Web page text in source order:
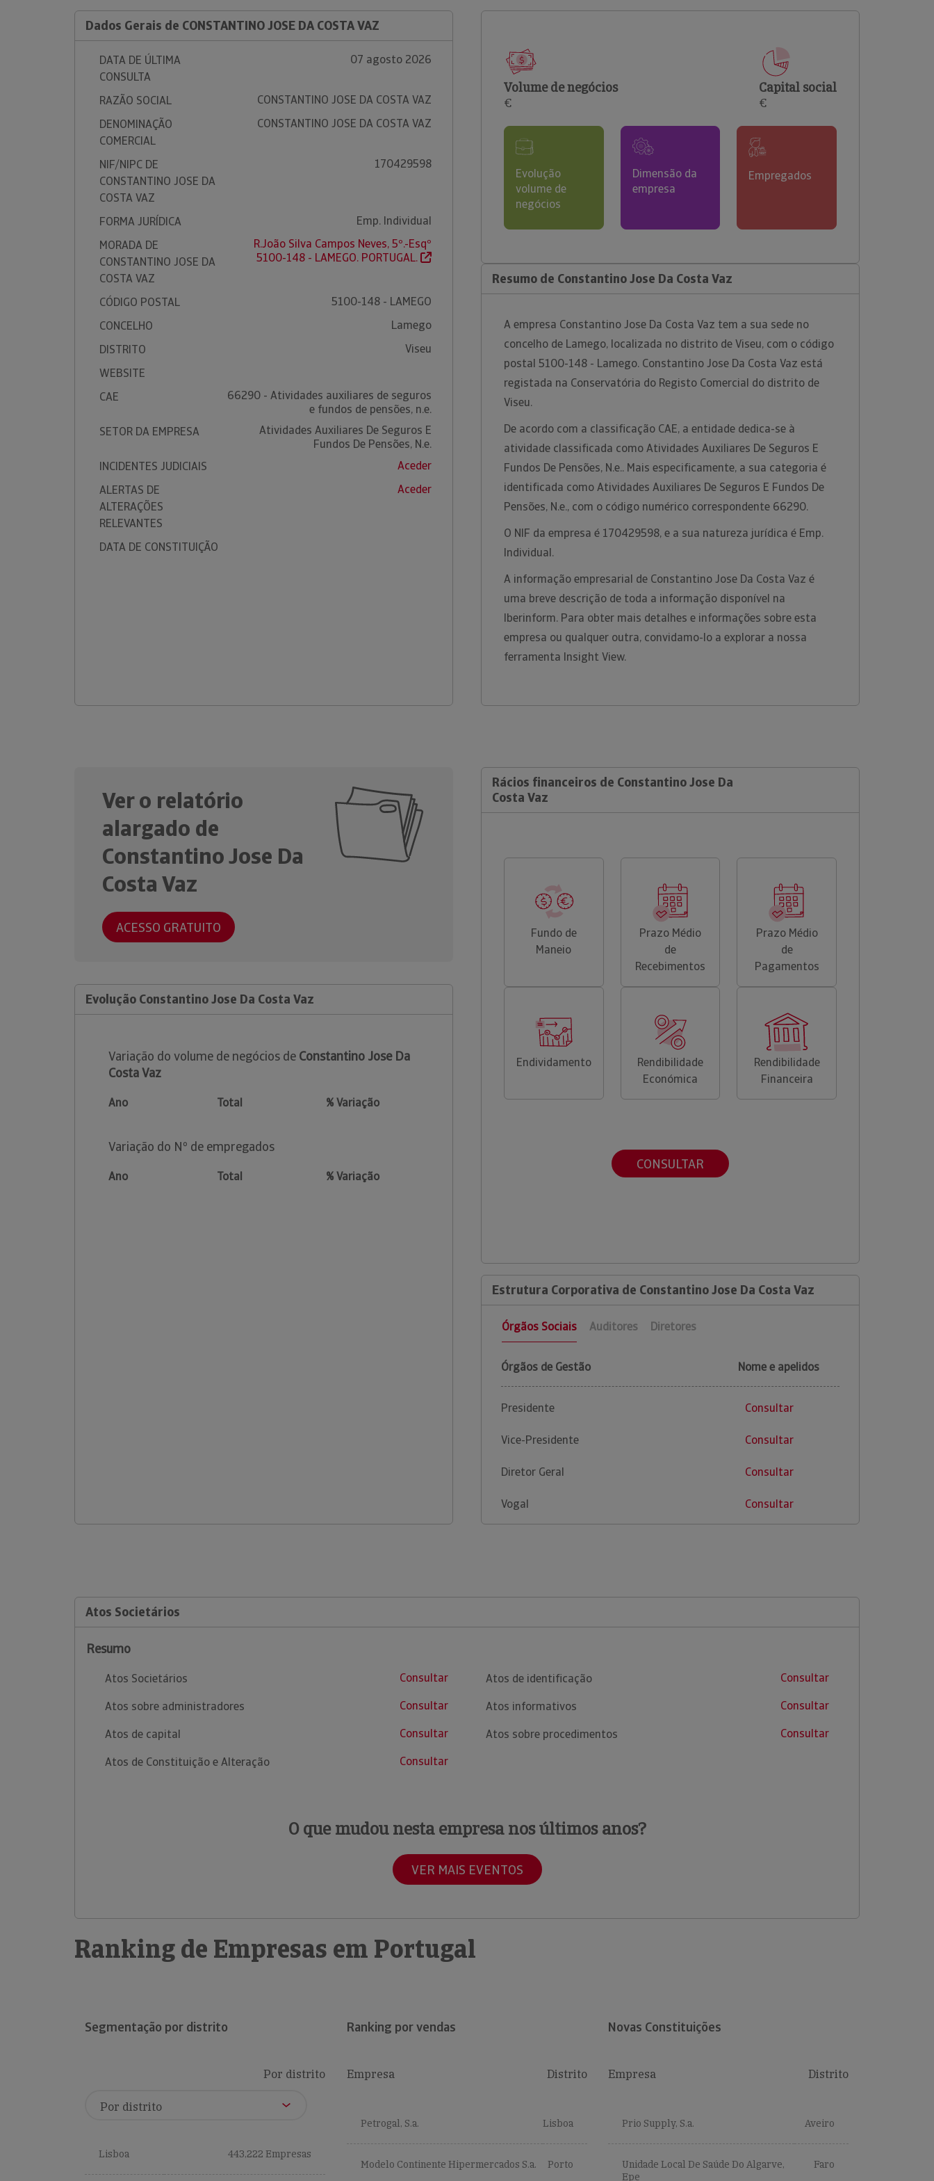
comerciais e analisar o risco de incumprimento dos
Dados Gerais de CONSTANTINO JOSE DA COSTA VAZ
DATA DE ÚLTIMA
CONSULTA
07 agosto 2026
RAZÃO SOCIAL
CONSTANTINO JOSE DA COSTA VAZ
DENOMINAÇÃO
COMERCIAL
CONSTANTINO JOSE DA COSTA VAZ
NIF/NIPC DE
CONSTANTINO JOSE DA
COSTA VAZ
170429598
FORMA JURÍDICA
Emp. Individual
MORADA DE
CONSTANTINO JOSE DA
COSTA VAZ
R.João Silva Campos Neves, 5º.-Esqº
5100-148 - LAMEGO. PORTUGAL.
CÓDIGO POSTAL
5100-148 - LAMEGO
CONCELHO
Lamego
DISTRITO
Viseu
WEBSITE
CAE
66290 - Atividades auxiliares de seguros
e fundos de pensões, n.e.
SETOR DA EMPRESA
Atividades Auxiliares De Seguros E
Fundos De Pensões, N.e.
INCIDENTES JUDICIAIS
Aceder
ALERTAS DE
ALTERAÇÕES
RELEVANTES
Aceder
DATA DE CONSTITUIÇÃO
Volume de negócios
€
Capital social
€
Evolução
volume de
negócios
Dimensão da
empresa
Empregados
Resumo de Constantino Jose Da Costa Vaz
A empresa Constantino Jose Da Costa Vaz tem a sua sede no
concelho de Lamego, localizada no distrito de Viseu, com o código
postal 5100-148 - Lamego. Constantino Jose Da Costa Vaz está
registada na Conservatória do Registo Comercial do distrito de
Viseu.
De acordo com a classificação CAE, a entidade dedica-se à
atividade classificada como Atividades Auxiliares De Seguros E
Fundos De Pensões, N.e.. Mais especificamente, a sua categoria é
identificada como Atividades Auxiliares De Seguros E Fundos De
Pensões, N.e., com o código numérico correspondente 66290.
O NIF da empresa é 170429598, e a sua natureza jurídica é Emp.
Individual.
A informação empresarial de Constantino Jose Da Costa Vaz é
uma breve descrição de toda a informação disponível na
Iberinform. Para obter mais detalhes e informações sobre esta
empresa ou qualquer outra, convidamo-lo a explorar a nossa
ferramenta Insight View.
Ver o relatório
alargado de
Constantino Jose Da
Costa Vaz
ACESSO GRATUITO
Evolução Constantino Jose Da Costa Vaz
Variação do volume de negócios de Constantino Jose Da
Costa Vaz
Ano Total % Variação
Variação do Nº de empregados
Ano Total % Variação
Rácios financeiros de Constantino Jose Da
Costa Vaz
Fundo de
Maneio
Prazo Médio
de
Recebimentos
Prazo Médio
de
Pagamentos
Endividamento
Rendibilidade
Económica
Rendibilidade
Financeira
CONSULTAR
Estrutura Corporativa de Constantino Jose Da Costa Vaz
Órgãos Sociais Auditores Diretores
Órgãos de Gestão Nome e apelidos
Presidente Consultar
Vice-Presidente Consultar
Diretor Geral Consultar
Vogal Consultar
Atos Societários
Resumo
Atos Societários
Consultar
Atos sobre administradores
Consultar
Atos de capital
Consultar
Atos de Constituição e Alteração
Consultar
Atos de identificação
Consultar
Atos informativos
Consultar
Atos sobre procedimentos
Consultar
O que mudou nesta empresa nos últimos anos?
VER MAIS EVENTOS
Ranking de Empresas em Portugal
Segmentação por distrito
Por distrito
Lisboa 443,222 Empresas
Ranking por vendas
Empresa Distrito
Petrogal, S.a. Lisboa
Modelo Continente Hipermercados S.a. Porto
Novas Constituições
Empresa Distrito
Prio Supply, S.a. Aveiro
Unidade Local De Saúde Do Algarve,
Epe
Faro